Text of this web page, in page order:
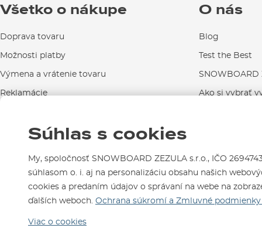
Všetko o nákupe
Doprava tovaru
Možnosti platby
Výmena a vrátenie tovaru
Reklamácie
Kontakty
O nás
Blog
Test the Best
SNOWBOARD
Ako si vybrať
Sme tu pre Vás od roku 1996
Súhlas s cookies
My, spoločnosť SNOWBOARD ZEZULA s.r.o., IČO
súhlasom o. i. aj na personalizáciu obsahu našich
cookies a predaním údajov o správaní na webe na
ďalších weboch. Ochrana súkromí a Zmluvné
Viac o cookies